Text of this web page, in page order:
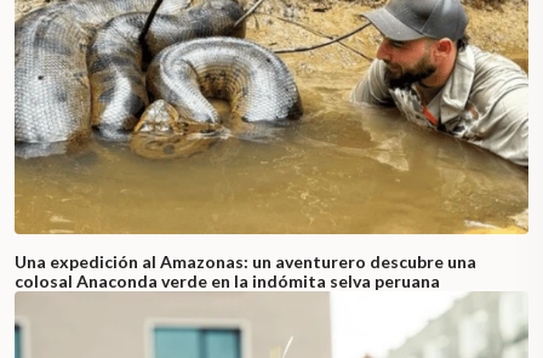
Una expedición al Amazonas: un aventurero descubre una
colosal Anaconda verde en la indómita selva peruana